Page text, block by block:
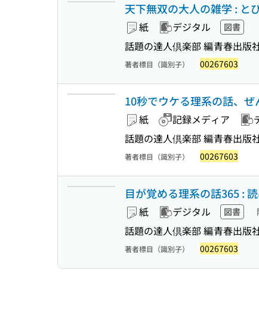
天下無双の大人の雑学 : と
紙 デジタル 図書
話題の達人倶楽部 編青春出版
著者標目（識別子） 00267603
10秒でウケる理系の話、
紙 記録メディア
話題の達人倶楽部 編青春出版
著者標目（識別子） 00267603
目が覚める理系の話365 :
紙 デジタル 図書
話題の達人倶楽部 編青春出版
著者標目（識別子） 00267603